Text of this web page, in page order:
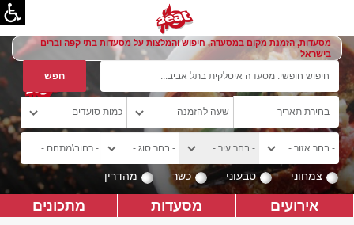
מסעדות, הזמנת מקום במסעדה, חיפוש והמלצות על מסעדות בתי קפה וברים
בישראל
צמחוני טבעוני כשר מהדרין
אירועים מסעדות מתכונים